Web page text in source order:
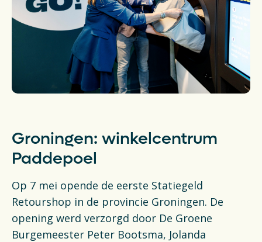
Groningen: winkelcentrum
Paddepoel
Op 7 mei opende de eerste Statiegeld
Retourshop in de provincie Groningen. De
opening werd verzorgd door De Groene
Burgemeester Peter Bootsma, Jolanda